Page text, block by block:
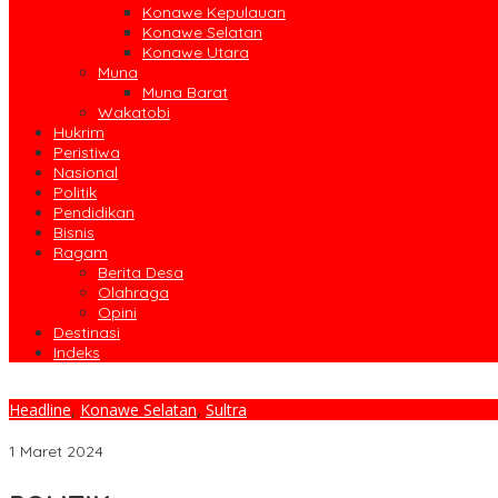
Konawe Kepulauan
Konawe Selatan
Konawe Utara
Muna
Muna Barat
Wakatobi
Hukrim
Peristiwa
Nasional
Politik
Pendidikan
Bisnis
Ragam
Berita Desa
Olahraga
Opini
Destinasi
Indeks
Headline, Konawe Selatan, Sultra
1 Maret 2024